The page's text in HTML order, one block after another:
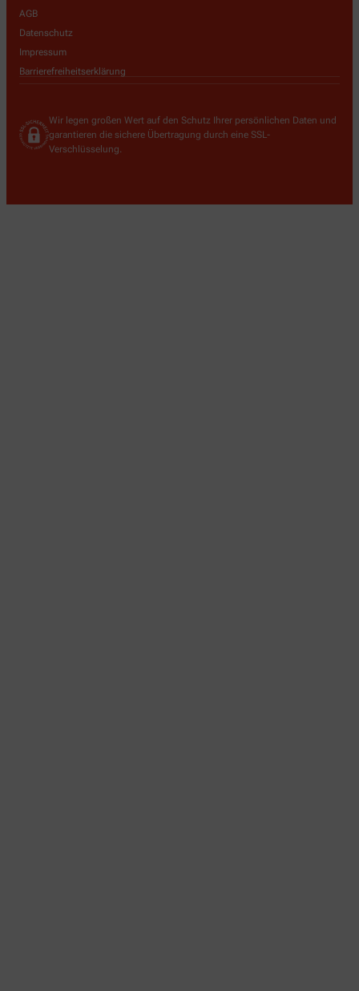
AGB
Datenschutz
Impressum
Barrierefreiheitserklärung
Wir legen großen Wert auf den Schutz Ihrer persönlichen Daten und
garantieren die sichere Übertragung durch eine SSL-
Verschlüsselung.